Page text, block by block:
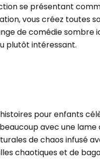
se présentant
vous créez toutes
de comédie sombre
plutôt intéressant.
pour enfants
avec une lame
de chaos infusé
chaotiques et de